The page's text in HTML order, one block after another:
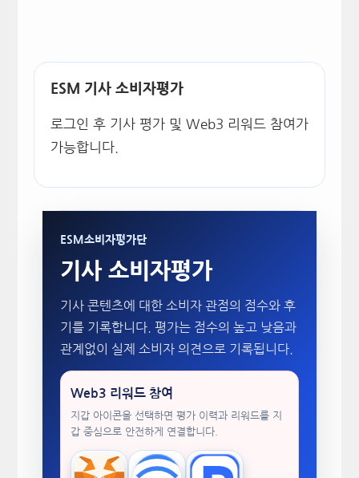
ESM 기사 소비자평가
로그인 후 기사 평가 및 Web3 리워드 참여가
가능합니다.
ESM소비자평가단
기사 소비자평가
기사 콘텐츠에 대한 소비자 관점의 점수와 후
기를 기록합니다. 평가는 점수의 높고 낮음과
관계없이 실제 소비자 의견으로 기록됩니다.
Web3 리워드 참여
지갑 아이콘을 선택하면 평가 이력과 리워드를 지
갑 중심으로 안전하게 연결합니다.